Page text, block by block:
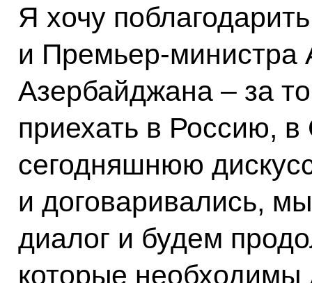
Я хочу
и Премьер-министра
Азербайджана – за
приехать в Россию,
сегодняшнюю
и договаривались,
диалог и будем
которые необходимы